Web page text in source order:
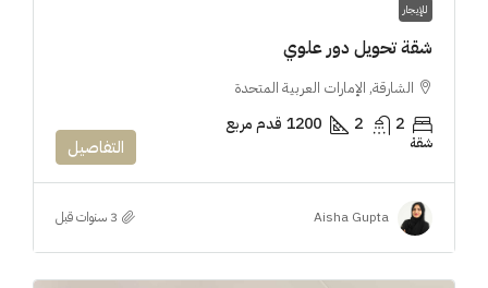
للإيجار
شقة تحويل دور علوي
الشارقة, الإمارات العربية المتحدة
2
2
1200 قدم مربع
شقة التفاصيل
Aisha Gupta